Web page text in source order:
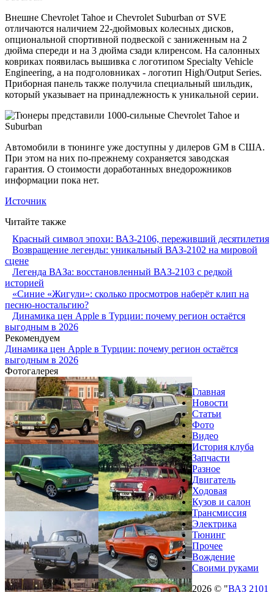
Внешне Chevrolet Tahoe и Chevrolet Suburban от SVE
отличаются наличием 22-дюймовых колесных дисков,
опциональной спортивной подвеской с заниженным на 2
дюйма спереди и на 3 дюйма сзади клиренсом. На салонных
ковриках появилась вышивка с логотипом Specialty Vehicle
Engineering, а на подголовниках - логотип High/Output Series.
Приборная панель также получила специальный шильдик,
который указывает на принадлежность к уникальной серии.
Автомобили в тюнинге уже доступны у дилеров GM в США.
При этом на них по-прежнему сохраняется заводская
гарантия. О стоимости доработанных внедорожников
информации пока нет.
Источник
Читайте также
Красный символ эпохи: ВАЗ-2106, переживший десятилетия
Возвращение легенды: уникальный ВАЗ-2102 на мировой
сцене
Легенда ВАЗа: восстановленный ВАЗ-2103 с редкой
историей
«Синие «Жигули»: сколько просмотров наберёт клип на
песню-ностальгию?
Динамика цен Apple в Турции: почему регион остаётся
выгодным в 2026
Рекомендуем
Динамика цен Apple в Турции: почему регион остаётся
выгодным в 2026
Фотогалерея
Главная
Новости
Статьи
Фото
Видео
История клуба
Запчасти
Разное
Двигатель
Ходовая
Кузов и салон
Трансмиссия
Электрика
Тюнинг
Прочее
Вождение
Своими руками
2026 © "ВАЗ 2101